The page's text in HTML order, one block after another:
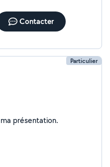
Contacter
Particulier
Je n'ai pas encore renseigné ma présentation.